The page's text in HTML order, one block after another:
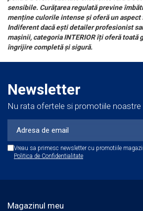
sensibile. Curățarea regulată previne
menține culorile intense și oferă un aspect
Indiferent dacă ești detailer profesionist
mașinii, categoria INTERIOR îți oferă toată
îngrijire completă și sigură.
Newsletter
Nu rata ofertele si promotiile noastre
Vreau sa primesc newsletter cu promotiile
Politica de Confidentialitate
Magazinul meu